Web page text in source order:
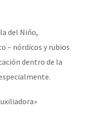
del Niño,
– nórdicos y rubios
dentro de la